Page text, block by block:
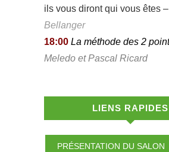
ils vous diront qui vous êtes –
Bellanger
18:00 La méthode des 2
Meledo et Pascal Ricard
LIENS RAPIDES
PRÉSENTATION DU SALON